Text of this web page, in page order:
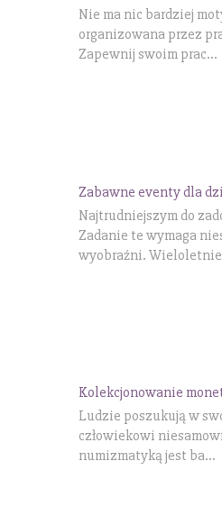
Nie ma nic bardziej
organizowana przez
Zapewnij swoim prac...
Zabawne eventy dla
Najtrudniejszym do
Zadanie te wymaga
wyobraźni.
Kolekcjonowanie
Ludzie poszukują w
człowiekowi
numizmatyką jest ba...